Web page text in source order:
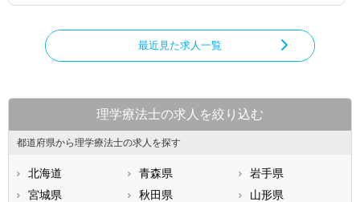
最近見た求人一覧
理学療法士の求人を絞り込む
都道府県から理学療法士の求人を探す
北海道 青森県
岩手県
宮城県
秋田県
山形県